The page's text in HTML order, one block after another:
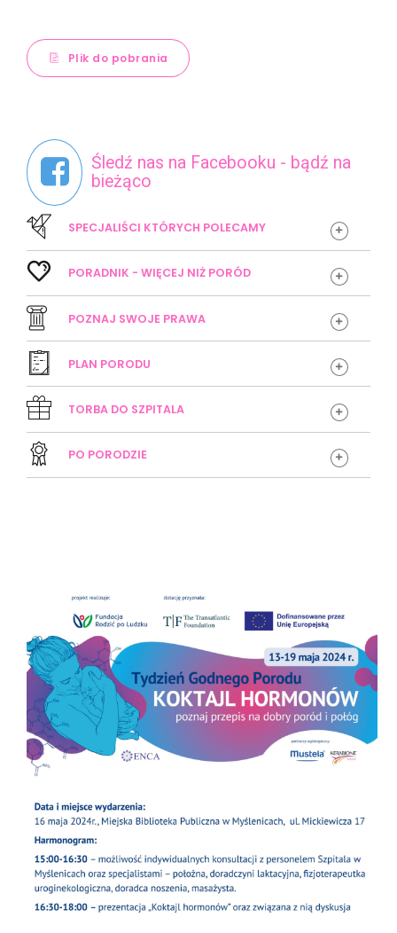
Plik do pobrania
Śledź nas na Facebooku - bądź na
bieżąco
SPECJALIŚCI KTÓRYCH POLECAMY
http://poloznawiola.pl/
https://www.zaufanapolozna.pl/
DORADCY NOSZENIA DZIECI (CHUSTY I
NOSIDŁA)
bisztyga.doula/?locale=pl_PL
https://www.facebook.com/
martamotachusty?locale=pl_PL
PORADNIK - WIĘCEJ NIŻ PORÓD
Do pobrania
POZNAJ SWOJE PRAWA
https://rodzicpoludzku.pl/
swoje-prawa/standard-opieki-
okoloporodowej-poznaj-
prawa/infografika-o-standardzie-
PLAN PORODU
https://gdzierodzic.info/plan-
porodu/
TORBA DO SZPITALA
PO PORODZIE